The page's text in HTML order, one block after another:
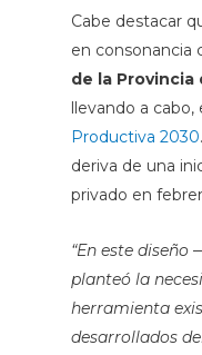
Cabe destacar
en consonancia
de la Provincia
llevando a cabo,
Productiva 2030
deriva de una
privado en
“En este diseño
planteó la
herramienta
desarrollados